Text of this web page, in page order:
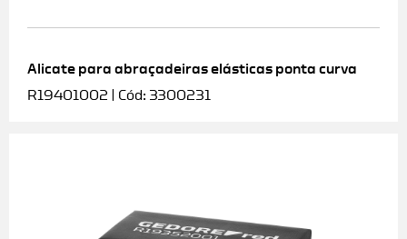
Alicate para abraçadeiras elásticas ponta curva
R19401002 | Cód: 3300231